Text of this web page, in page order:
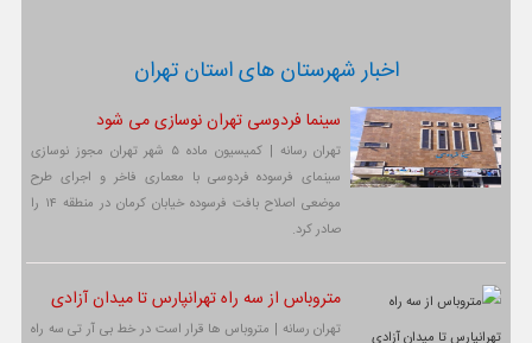
اخبار شهرستان های استان تهران
سینما فردوسی تهران نوسازی می شود
تهران رسانه | کمیسیون ماده ۵ شهر تهران مجوز نوسازی
سینمای فرسوده فردوسی با معماری فاخر و اجرای طرح
موضعی اصلاح بافت فرسوده خیابان کرمان در منطقه ۱۴ را
صادر کرد.
متروباس از سه راه تهرانپارس تا میدان آزادی
تهران رسانه | متروباس ها قرار است در خط بی آر تی سه راه